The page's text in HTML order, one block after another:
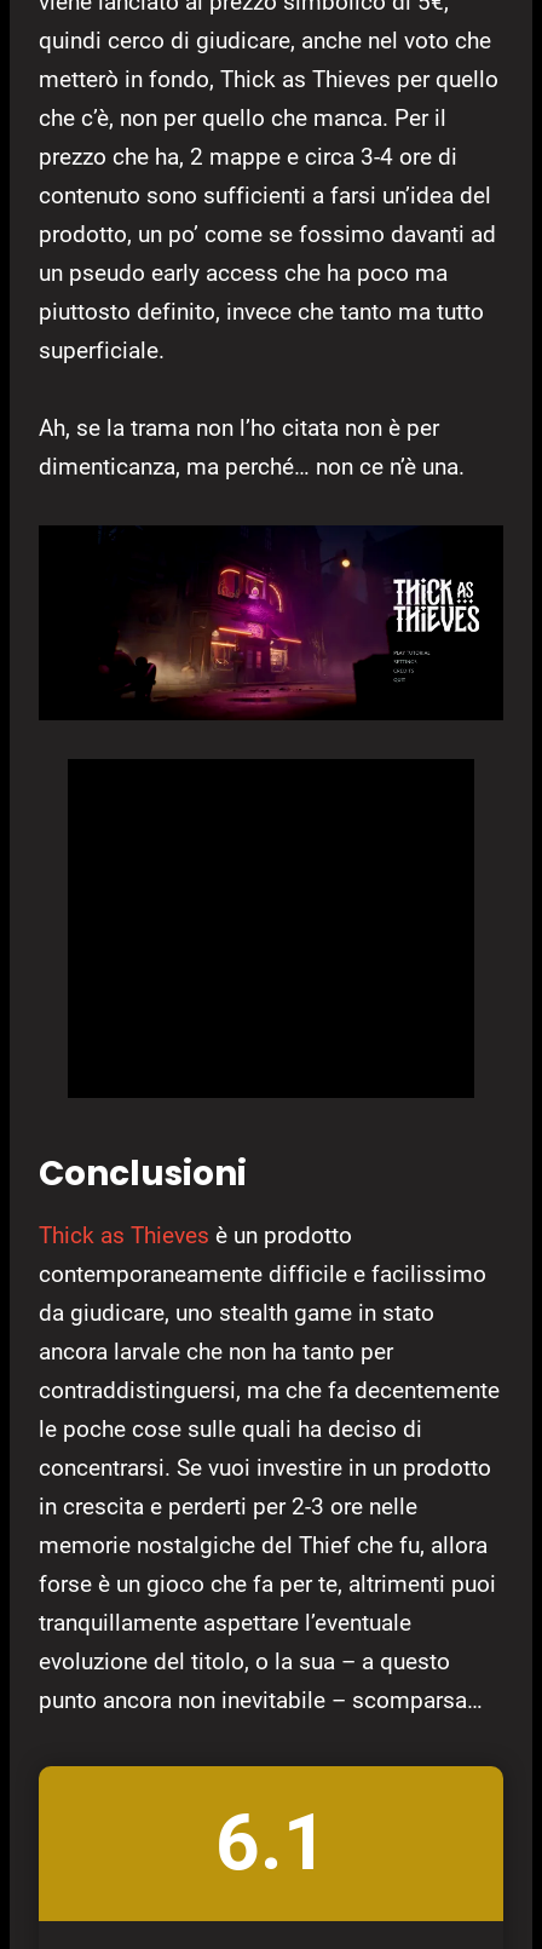
quindi cerco di giudicare, anche nel voto che
metterò in fondo, Thick as Thieves per quello
che c’è, non per quello che manca. Per il
prezzo che ha, 2 mappe e circa 3-4 ore di
contenuto sono sufficienti a farsi un’idea del
prodotto, un po’ come se fossimo davanti ad
un pseudo early access che ha poco ma
piuttosto definito, invece che tanto ma tutto
superficiale.
Ah, se la trama non l’ho citata non è per
dimenticanza, ma perché… non ce n’è una.
Conclusioni
Thick as Thieves è un prodotto
contemporaneamente difficile e facilissimo
da giudicare, uno stealth game in stato
ancora larvale che non ha tanto per
contraddistinguersi, ma che fa decentemente
le poche cose sulle quali ha deciso di
concentrarsi. Se vuoi investire in un prodotto
in crescita e perderti per 2-3 ore nelle
memorie nostalgiche del Thief che fu, allora
forse è un gioco che fa per te, altrimenti puoi
tranquillamente aspettare l’eventuale
evoluzione del titolo, o la sua – a questo
punto ancora non inevitabile – scomparsa…
6.1